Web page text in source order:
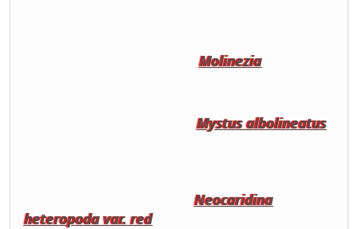
Molinezia
Mystus albolineatus
Neocaridina
heteropoda var. red